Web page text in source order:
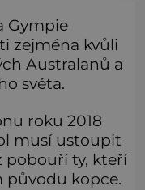
Gympie
zejména kvůli
Australanů a
světa.
roku 2018
musí ustoupit
ty, kteří
původu kopce.